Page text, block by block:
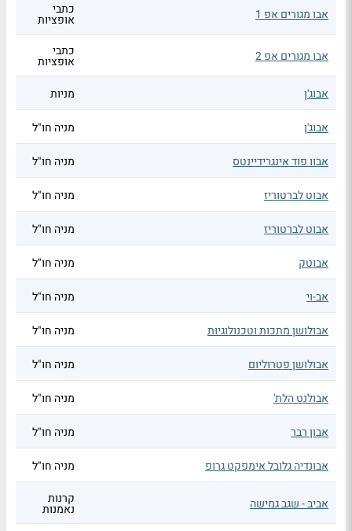
אבו מגורים אפ 1 כתבי
אופציות
אבו מגורים אפ 2 כתבי
אופציות
אבוג'ן
מניות
אבוג'ן מניה חו"ל
אבוו פוד אינגרידיינטס מניה חו"ל
אבוט לברטוריז מניה חו"ל
אבוט לברטוריז מניה חו"ל
אבוטק מניה חו"ל
אב-וי מניה חו"ל
אבולושן מתכות וטכנולוגיות מניה חו"ל
אבולושן פטרוליום מניה חו"ל
אבולנט הלת' מניה חו"ל
אבון רבר מניה חו"ל
אבונדיה גלובל אימפקט גרופ מניה חו"ל
אביב - שגב גמישה קרנות
נאמנות